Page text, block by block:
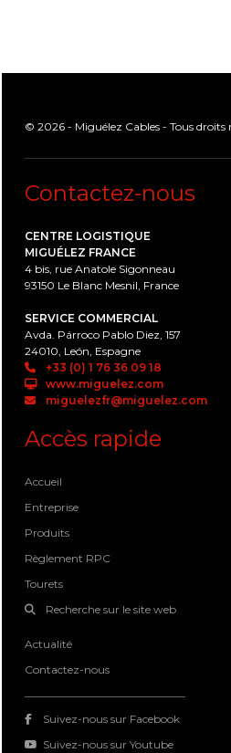
© 2026 - Miguélez Cables - Tous droits
Contactez-nous
CENTRE LOGISTIQUE
MIGUÉLEZ FRANCE
4 bis, rue Anatole Sigonneau
93150 Le Blanc Mesnil, France
SERVICE COMMERCIAL
Avda. Párroco Pablo Diez, 157
24010, León, Espagne
+33 (0) 1 76 36 09 18
www.miguelez.com
miguelezfr@miguelez.com
Accès rapide
Accueil
Entreprise
Produits
Règlement RPC
Tourets
Recherche sur le site web
Actualité
Contactez-nous
Suivez-nous sur Facebook
Suivez-nous sur Youtube